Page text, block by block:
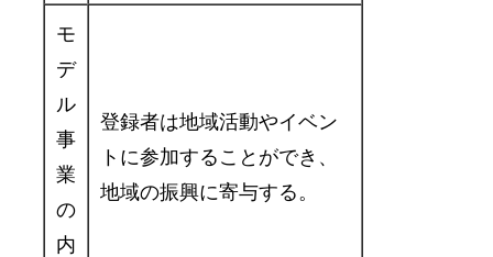
モ
デ
ル
事
業
の
内
登録者は地域活動やイベン
トに参加することができ、
地域の振興に寄与する。